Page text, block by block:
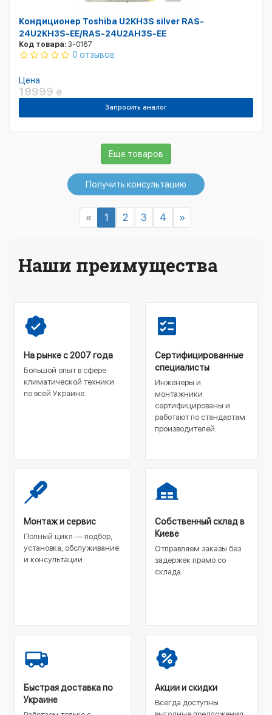
Кондиционер Toshiba U2KH3S silver RAS-
24U2KH3S-EE/RAS-24U2AH3S-EE
Код товара: 3-0167
0 отзывов
Цена
19999 ₴
Запросить аналог
Еще товаров
Получить консультацию
« 1 2 3 4 »
Наши преимущества
На рынке с 2007 года
Большой опыт в сфере
климатической техники
по всей Украине.
Сертифицированные
специалисты
Инженеры и
монтажники
сертифицированы и
работают по стандартам
производителей.
Монтаж и сервис
Полный цикл — подбор,
установка, обслуживание
и консультации.
Собственный склад в
Киеве
Отправляем заказы без
задержек прямо со
склада.
Быстрая доставка по
Украине
Акции и скидки
Всегда доступны